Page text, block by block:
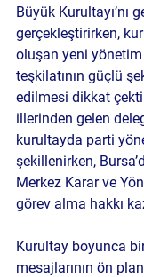
Büyük Kurultayı’nı
gerçekleştirirken,
oluşan yeni yönetim
teşkilatının güçlü
edilmesi dikkat
illerinden gelen
kurultayda parti
şekillenirken,
Merkez Karar ve
görev alma hakkı
Kurultay boyunca
mesajlarının ön